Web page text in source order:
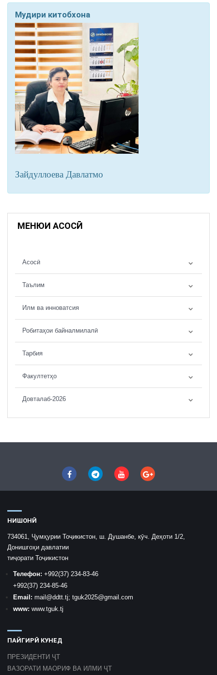
Мудири китобхона
Зайдуллоева Давлатмо
МЕНЮИ АСОСӢ
Асосӣ
Таълим
Илм ва инноватсия
Робитаҳои байналмилалӣ
Тарбия
Факултетҳо
Довталаб-2026
НИШОНӢ
734061, Ҷумҳурии Тоҷикистон, ш. Душанбе, кӯч. Деҳоти 1/2,
Донишгоҳи давлатии
тиҷорати Тоҷикистон
Телефон: +992(37) 234-83-46
+992(37) 234-85-46
Email: mail @ddtt.tj; tguk2025@gmail.com
www: www.tguk.tj
ПАЙГИРӢ КУНЕД
ПРЕЗИДЕНТИ ҶТ
ВАЗОРАТИ МАОРИФ ВА ИЛМИ ҶТ